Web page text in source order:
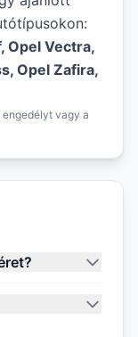
Opel Vectra,
Opel Zafira,
vagy a